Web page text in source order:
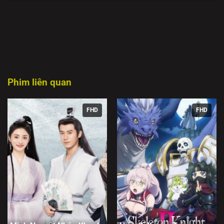
Phim liên quan
FHD FHD